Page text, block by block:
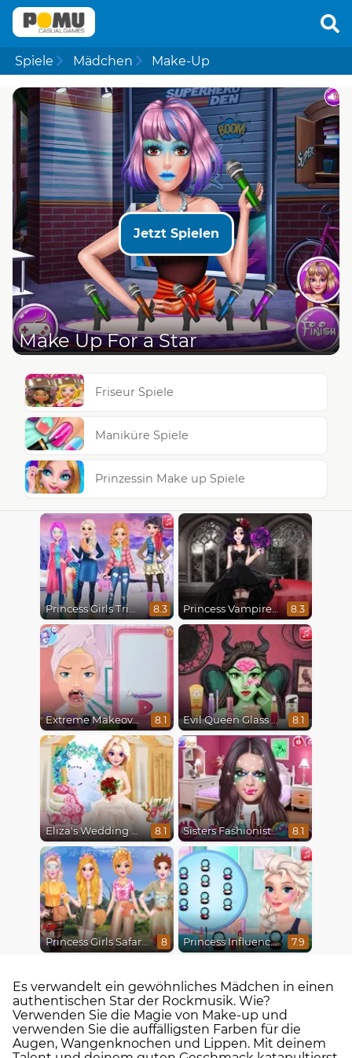
Spiele Mädchen Make-Up
Jetzt Spielen
Make Up For a Star
Friseur Spiele
Maniküre Spiele
Prinzessin Make up Spiele
Princess Girls Trip To Aspen 8.3 Princess Vampire Wedding Makeover 8.3
Extreme Makeover 8.1 Evil Queen Glass Skin Routine #Influencer 8.1
Eliza's Wedding Planner 8.1 Sisters Fashionista Makeup 8.1
Princess Girls Safari Trip 8 Princess Influencer Winter Wonderland 7.9
Es verwandelt ein gewöhnliches Mädchen in einen
authentischen Star der Rockmusik. Wie?
Verwenden Sie die Magie von Make-up und
verwenden Sie die auffälligsten Farben für die
Augen, Wangenknochen und Lippen. Mit deinem